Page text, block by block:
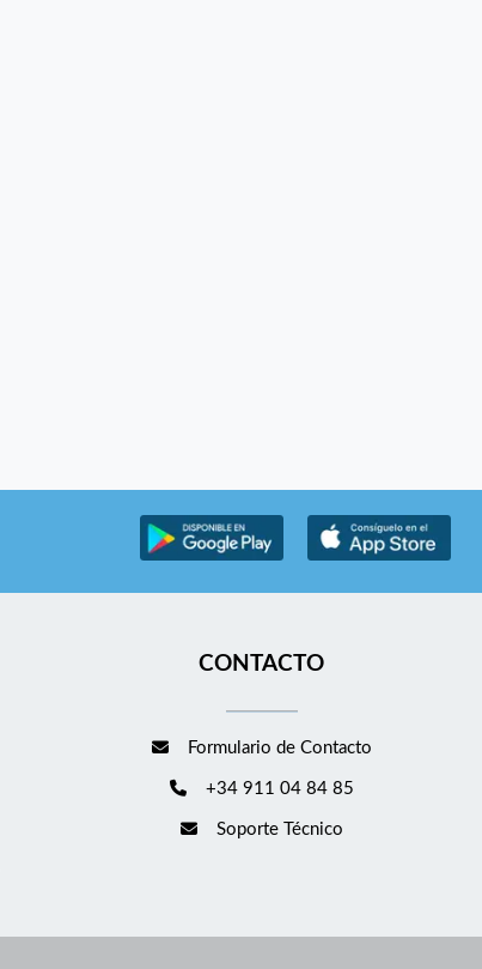
CONTACTO
Formulario de Contacto
+34 911 04 84 85
Soporte Técnico